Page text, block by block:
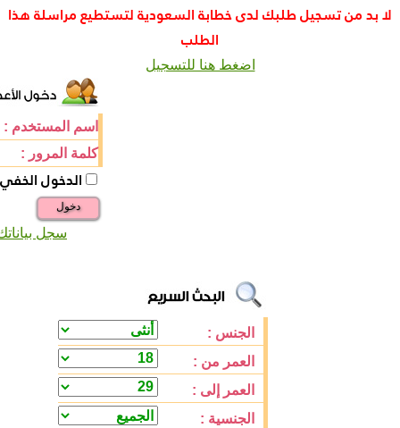
لا بد من تسجيل طلبك لدى خطابة السعودية لتستطيع مراسلة هذا
الطلب
اضغط هنا للتسجيل
اسم المستخدم :
كلمة المرور :
الدخول الخفي
دخول
سجل
الجنس :
العمر من :
العمر إلى :
الجنسية :